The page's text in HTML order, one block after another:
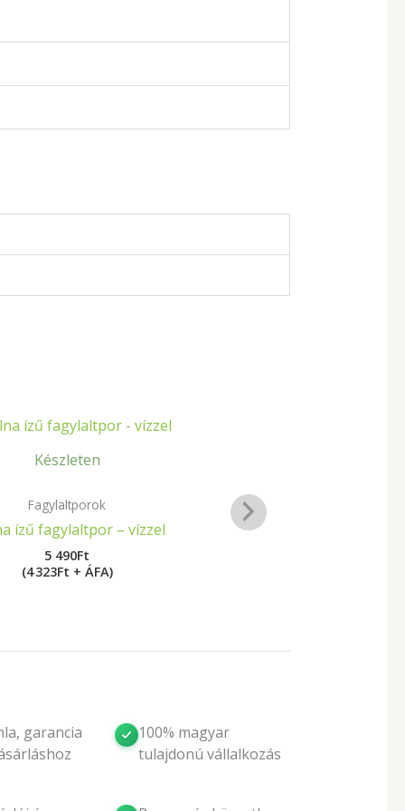
Készleten
Fagylaltporok
ízű fagylaltpor – vízzel
5 490Ft
(4 323Ft + ÁFA)
garancia
100% magyar
tulajdonú vállalkozás